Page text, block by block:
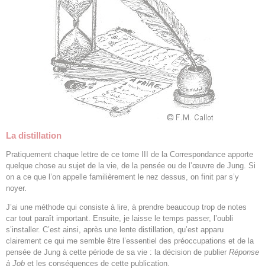
La distillation
Pratiquement chaque lettre de ce tome III de la Correspondance apporte
quelque chose au sujet de la vie, de la pensée ou de l’œuvre de Jung. Si
on a ce que l’on appelle familièrement le nez dessus, on finit par s’y
noyer.
J’ai une méthode qui consiste à lire, à prendre beaucoup trop de notes
car tout paraît important. Ensuite, je laisse le temps passer, l’oubli
s’installer. C’est ainsi, après une lente distillation, qu’est apparu
clairement ce qui me semble être l’essentiel des préoccupations et de la
pensée de Jung à cette période de sa vie : la décision de publier Réponse
à Job et les conséquences de cette publication.